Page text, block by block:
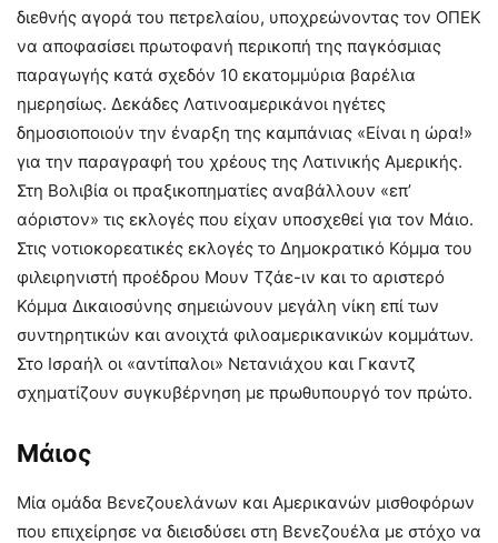
διεθνής αγορά του πετρελαίου, υποχρεώνοντας τον ΟΠΕΚ
να αποφασίσει πρωτοφανή περικοπή της παγκόσμιας
παραγωγής κατά σχεδόν 10 εκατομμύρια βαρέλια
ημερησίως. Δεκάδες Λατινοαμερικάνοι ηγέτες
δημοσιοποιούν την έναρξη της καμπάνιας «Είναι η ώρα!»
για την παραγραφή του χρέους της Λατινικής Αμερικής.
Στη Βολιβία οι πραξικοπηματίες αναβάλλουν «επ’
αόριστον» τις εκλογές που είχαν υποσχεθεί για τον Μάιο.
Στις νοτιοκορεατικές εκλογές το Δημοκρατικό Κόμμα του
φιλειρηνιστή προέδρου Μουν Τζάε-ιν και το αριστερό
Κόμμα Δικαιοσύνης σημειώνουν μεγάλη νίκη επί των
συντηρητικών και ανοιχτά φιλοαμερικανικών κομμάτων.
Στο Ισραήλ οι «αντίπαλοι» Νετανιάχου και Γκαντζ
σχηματίζουν συγκυβέρνηση με πρωθυπουργό τον πρώτο.
Μάιος
Μία ομάδα Βενεζουελάνων και Αμερικανών μισθοφόρων
που επιχείρησε να διεισδύσει στη Βενεζουέλα με στόχο να